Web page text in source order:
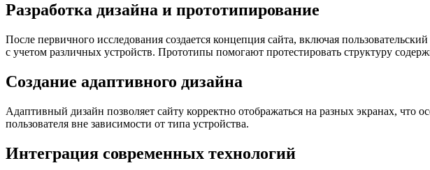
Разработка дизайна и прототипирование
После первичного исследования создается концепция сайта, включая
с учетом различных устройств. Прототипы помогают протестировать структуру
Создание адаптивного дизайна
Адаптивный дизайн позволяет сайту корректно отображаться на разных экранах,
пользователя вне зависимости от типа устройства.
Интеграция современных технологий